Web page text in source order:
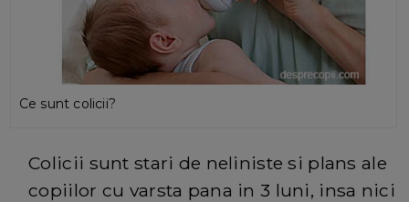
Ce sunt colicii?
Colicii sunt stari de neliniste si plans ale
copiilor cu varsta pana in 3 luni, insa nici